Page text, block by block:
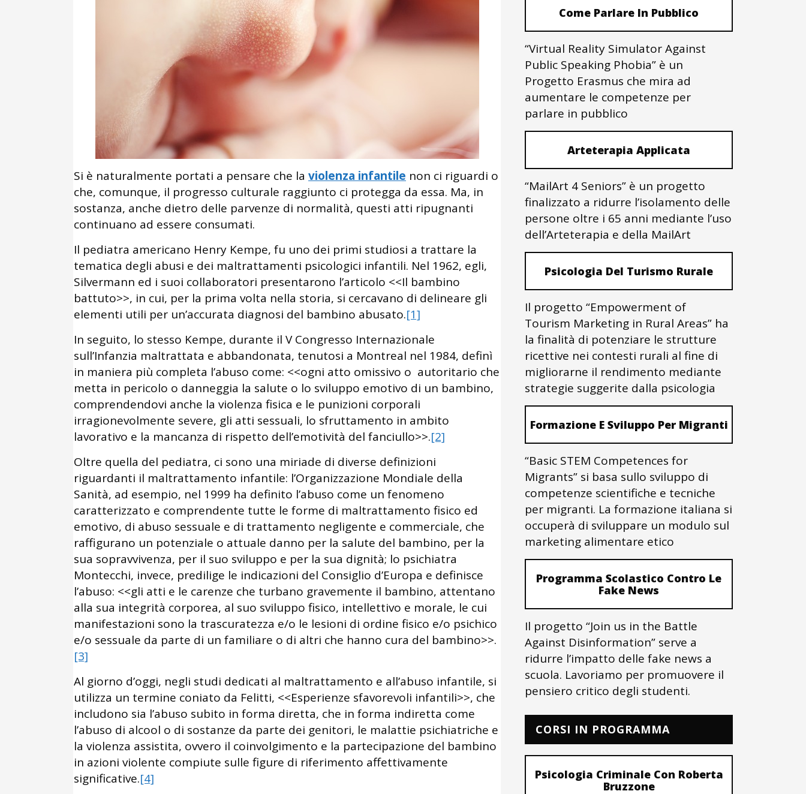
Si è naturalmente portati a pensare che la violenza infantile non ci riguardi o
che, comunque, il progresso culturale raggiunto ci protegga da essa. Ma, in
sostanza, anche dietro delle parvenze di normalità, questi atti ripugnanti
continuano ad essere consumati.
Il pediatra americano Henry Kempe, fu uno dei primi studiosi a trattare la
tematica degli abusi e dei maltrattamenti psicologici infantili. Nel 1962, egli,
Silvermann ed i suoi collaboratori presentarono l’articolo <<Il bambino
battuto>>, in cui, per la prima volta nella storia, si cercavano di delineare gli
elementi utili per un’accurata diagnosi del bambino abusato.[1]
In seguito, lo stesso Kempe, durante il V Congresso Internazionale
sull’Infanzia maltrattata e abbandonata, tenutosi a Montreal nel 1984, definì
in maniera più completa l’abuso come: <<ogni atto omissivo o autoritario che
metta in pericolo o danneggia la salute o lo sviluppo emotivo di un bambino,
comprendendovi anche la violenza fisica e le punizioni corporali
irragionevolmente severe, gli atti sessuali, lo sfruttamento in ambito
lavorativo e la mancanza di rispetto dell’emotività del fanciullo>>.[2]
Oltre quella del pediatra, ci sono una miriade di diverse definizioni
riguardanti il maltrattamento infantile: l’Organizzazione Mondiale della
Sanità, ad esempio, nel 1999 ha definito l’abuso come un fenomeno
caratterizzato e comprendente tutte le forme di maltrattamento fisico ed
emotivo, di abuso sessuale e di trattamento negligente e commerciale, che
raffigurano un potenziale o attuale danno per la salute del bambino, per la
sua sopravvivenza, per il suo sviluppo e per la sua dignità; lo psichiatra
Montecchi, invece, predilige le indicazioni del Consiglio d’Europa e definisce
l’abuso: <<gli atti e le carenze che turbano gravemente il bambino, attentano
alla sua integrità corporea, al suo sviluppo fisico, intellettivo e morale, le cui
manifestazioni sono la trascuratezza e/o le lesioni di ordine fisico e/o psichico
e/o sessuale da parte di un familiare o di altri che hanno cura del bambino>>.
[3]
Al giorno d’oggi, negli studi dedicati al maltrattamento e all’abuso infantile, si
utilizza un termine coniato da Felitti, <<Esperienze sfavorevoli infantili>>, che
includono sia l’abuso subito in forma diretta, che in forma indiretta come
l’abuso di alcool o di sostanze da parte dei genitori, le malattie psichiatriche e
la violenza assistita, ovvero il coinvolgimento e la partecipazione del bambino
in azioni violente compiute sulle figure di riferimento affettivamente
significative.[4]
Come Parlare In Pubblico
“Virtual Reality Simulator Against
Public Speaking Phobia” è un
Progetto Erasmus che mira ad
aumentare le competenze per
parlare in pubblico
Arteterapia Applicata
“MailArt 4 Seniors” è un progetto
finalizzato a ridurre l’isolamento delle
persone oltre i 65 anni mediante l’uso
dell’Arteterapia e della MailArt
Psicologia Del Turismo Rurale
Il progetto “Empowerment of
Tourism Marketing in Rural Areas” ha
la finalità di potenziare le strutture
ricettive nei contesti rurali al fine di
migliorarne il rendimento mediante
strategie suggerite dalla psicologia
Formazione E Sviluppo Per Migranti
“Basic STEM Competences for
Migrants” si basa sullo sviluppo di
competenze scientifiche e tecniche
per migranti. La formazione italiana si
occuperà di sviluppare un modulo sul
marketing alimentare etico
Programma Scolastico Contro Le
Fake News
Il progetto “Join us in the Battle
Against Disinformation” serve a
ridurre l’impatto delle fake news a
scuola. Lavoriamo per promuovere il
pensiero critico degli studenti.
CORSI IN PROGRAMMA
Psicologia Criminale Con Roberta
Bruzzone